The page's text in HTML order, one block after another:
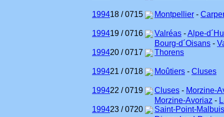
199418 / 0715 Montpellier -
199419 / 0716 Valréas -Alpe-
199420 / 0717
Bourg-d´Oisans -
Thorens
199421 / 0718 Moûtiers - Cluses
199422 / 0719 Cluses - Morzine-
199423 / 0720
Morzine-Avoriaz -
Saint-Point-